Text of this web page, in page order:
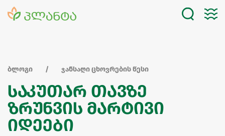
ბლოგი ჯანსაღი ცხოვრების წესი
საკუთარ თავზე
ზრუნვის მარტივი
იდეები